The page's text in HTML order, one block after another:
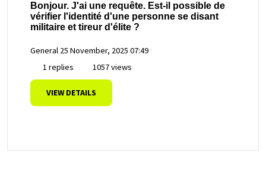
Bonjour. J'ai une requête. Est-il possible de
vérifier l'identité d'une personne se disant
militaire et tireur d'élite ?
General 25 November, 2025 07:49
1 replies
1057 views
VIEW DETAILS